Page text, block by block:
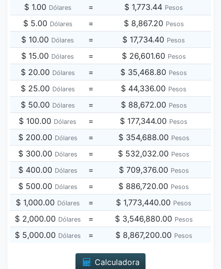
$ 1.00 Dólares = $ 1,773.44 Pesos
$ 5.00 Dólares = $ 8,867.20 Pesos
$ 10.00 Dólares = $ 17,734.40 Pesos
$ 15.00 Dólares = $ 26,601.60 Pesos
$ 20.00 Dólares = $ 35,468.80 Pesos
$ 25.00 Dólares = $ 44,336.00 Pesos
$ 50.00 Dólares = $ 88,672.00 Pesos
$ 100.00 Dólares = $ 177,344.00 Pesos
$ 200.00 Dólares = $ 354,688.00 Pesos
$ 300.00 Dólares = $ 532,032.00 Pesos
$ 400.00 Dólares = $ 709,376.00 Pesos
$ 500.00 Dólares = $ 886,720.00 Pesos
$ 1,000.00 Dólares = $ 1,773,440.00 Pesos
$ 2,000.00 Dólares = $ 3,546,880.00 Pesos
$ 5,000.00 Dólares = $ 8,867,200.00 Pesos
Calculadora